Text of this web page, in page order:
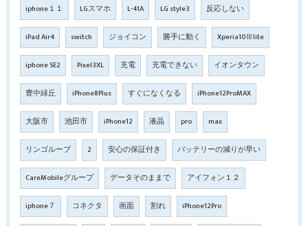
iphone１１ LGスマホ L-41A LG style3 反応しない
iPad Air4 switch ジョイコン 勝手に動く Xperia10Ⅲlite
iphone SE2 Pixel3XL 充電 充電できない イオンタウン
豊中緑丘 iPhone8Plus すぐになくなる iPhone12ProMAX
大阪市 池田市 iPhone12 液晶 pro max
リンゴループ 2 安心の保証付き バッテリーの減りが早い
CareMobileグループ データそのままで アイフォン１２
iphone７ コネクタ 画面 割れ iPhone12Pro